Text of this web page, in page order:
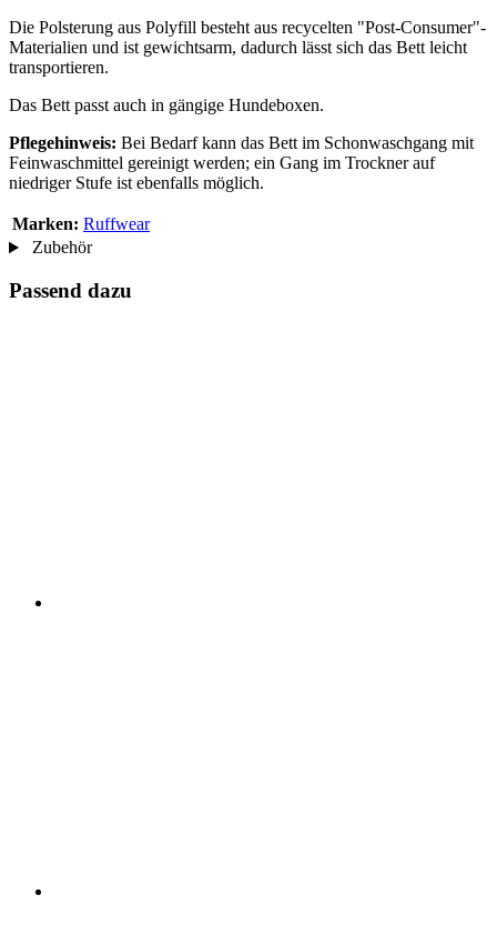
Die Polsterung aus Polyfill besteht aus recycelten "Post-Consumer"-
Materialien und ist gewichtsarm, dadurch lässt sich das Bett leicht
transportieren.
Das Bett passt auch in gängige Hundeboxen.
Pflegehinweis: Bei Bedarf kann das Bett im Schonwaschgang mit
Feinwaschmittel gereinigt werden; ein Gang im Trockner auf
niedriger Stufe ist ebenfalls möglich.
Marken: Ruffwear
Zubehör
Passend dazu